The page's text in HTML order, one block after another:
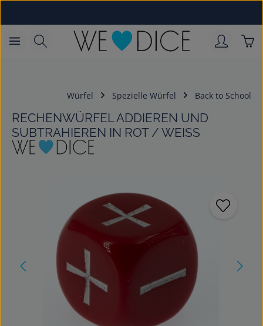
Würfel Spezielle Würfel Back to School
RECHENWÜRFEL ADDIEREN UND
SUBTRAHIEREN IN ROT / WEISS